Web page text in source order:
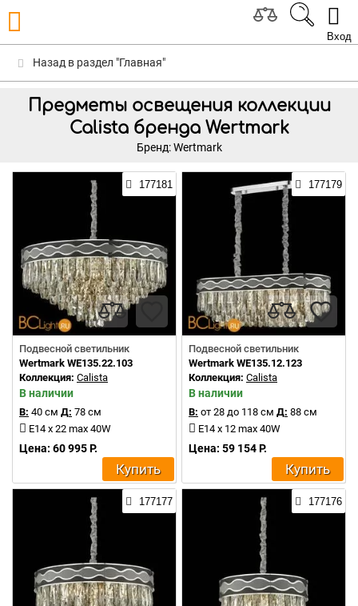
Вход
Назад в раздел "Главная"
Предметы освещения коллекции
Calista бренда Wertmark
Бренд: Wertmark
177181
Подвесной светильник
Wertmark WE135.22.103
Коллекция: Calista
В наличии
В: 40 см Д: 78 см
E14 x 22 max 40W
Цена: 60 995 Р.
Купить
177179
Подвесной светильник
Wertmark WE135.12.123
Коллекция: Calista
В наличии
В: от 28 до 118 см Д: 88 см
E14 x 12 max 40W
Цена: 59 154 Р.
Купить
177177 177176